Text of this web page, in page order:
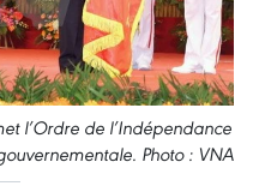
l’Ordre de l’Indépendance
Photo : VNA